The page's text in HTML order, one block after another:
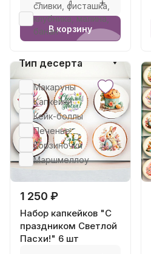
В корзину
1 250 ₽
Набор капкейков "С
праздником Светлой
Пасхи!" 6 шт
сливки, фисташка,
клубника, малина,
банан
Тип десерта
Макаруны
Капкейки
Кейк-боллы
Печенье
Корзиночки
Маршмеллоу